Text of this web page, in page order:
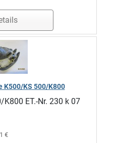
K500/KS 500/K800
ET.-Nr. 230 k 07
€